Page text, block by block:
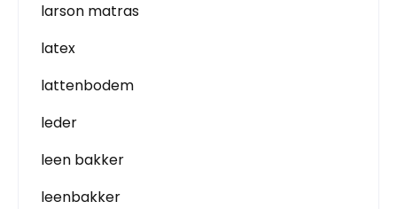
larson matras
latex
lattenbodem
leder
leen bakker
leenbakker